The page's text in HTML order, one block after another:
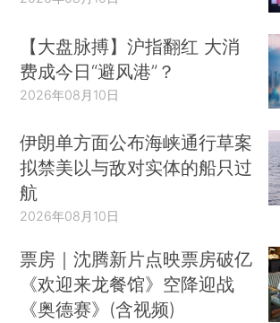
【大盘脉搏】沪指翻红 大消
费成今日“避风港”？
2026年08月10日
伊朗单方面公布海峡通行草案
拟禁美以与敌对实体的船只过
航
2026年08月10日
票房｜沈腾新片点映票房破亿
《欢迎来龙餐馆》空降迎战
《奥德赛》(含视频)